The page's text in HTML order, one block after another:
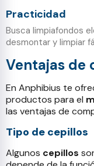
Practicidad
Busca limpiafondos
desmontar y limpiar
Ventajas de
En Anphibius te
productos para el
las ventajas de
Tipo de cepillos
Algunos cepillos